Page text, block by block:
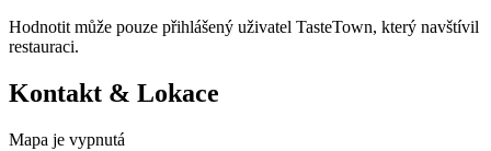
Hodnotit může pouze přihlášený uživatel TasteTown, který navštívil
restauraci.
Kontakt & Lokace
Mapa je vypnutá